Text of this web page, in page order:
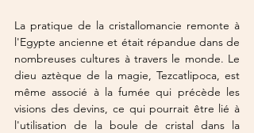
La pratique de la cristallomancie remonte à
l'Egypte ancienne et était répandue dans de
nombreuses cultures à travers le monde. Le
dieu aztèque de la magie, Tezcatlipoca, est
même associé à la fumée qui précède les
visions des devins, ce qui pourrait être lié à
l'utilisation de la boule de cristal dans la